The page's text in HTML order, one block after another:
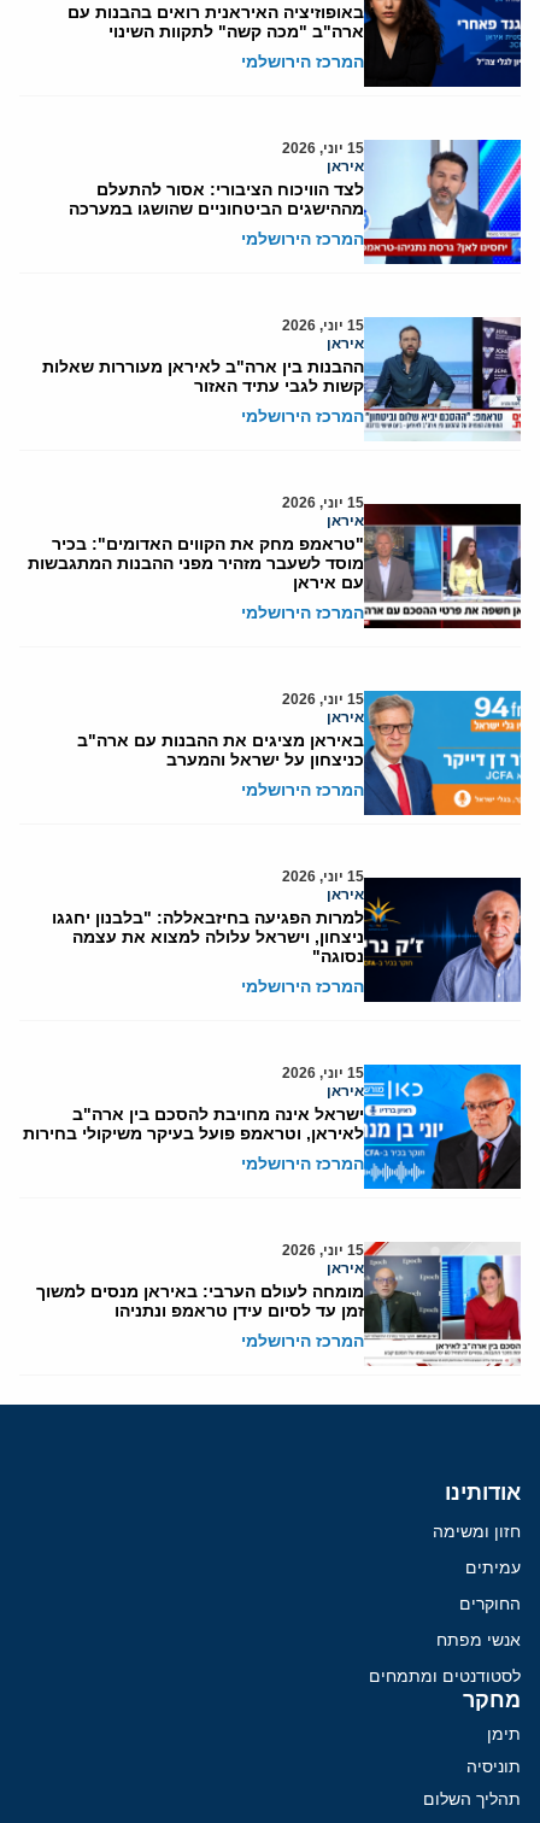
באופוזיציה האיראנית רואים בהבנות עם
ארה"ב "מכה קשה" לתקוות השינוי
המרכז הירושלמי
15 יוני, 2026
איראן
לצד הוויכוח הציבורי: אסור להתעלם
מההישגים הביטחוניים שהושגו במערכה
המרכז הירושלמי
15 יוני, 2026
איראן
ההבנות בין ארה"ב לאיראן מעוררות שאלות
קשות לגבי עתיד האזור
המרכז הירושלמי
15 יוני, 2026
איראן
"טראמפ מחק את הקווים האדומים": בכיר
מוסד לשעבר מזהיר מפני ההבנות המתגבשות
עם איראן
המרכז הירושלמי
15 יוני, 2026
איראן
באיראן מציגים את ההבנות עם ארה"ב
כניצחון על ישראל והמערב
המרכז הירושלמי
15 יוני, 2026
איראן
למרות הפגיעה בחיזבאללה: "בלבנון יחגגו
ניצחון, וישראל עלולה למצוא את עצמה
נסוגה"
המרכז הירושלמי
15 יוני, 2026
איראן
ישראל אינה מחויבת להסכם בין ארה"ב
לאיראן, וטראמפ פועל בעיקר משיקולי בחירות
המרכז הירושלמי
15 יוני, 2026
איראן
מומחה לעולם הערבי: באיראן מנסים למשוך
זמן עד לסיום עידן טראמפ ונתניהו
המרכז הירושלמי
אודותינו
חזון ומשימה
עמיתים
החוקרים
אנשי מפתח
לסטודנטים ומתמחים
מחקר
תימן
תוניסיה
תהליך השלום